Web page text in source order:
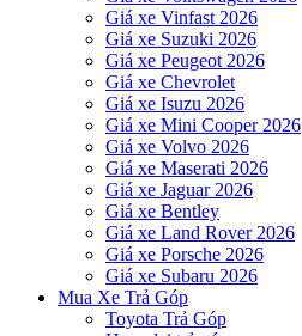
Giá xe Vinfast 2026
Giá xe Suzuki 2026
Giá xe Peugeot 2026
Giá xe Chevrolet
Giá xe Isuzu 2026
Giá xe Mini Cooper 2026
Giá xe Volvo 2026
Giá xe Maserati 2026
Giá xe Jaguar 2026
Giá xe Bentley
Giá xe Land Rover 2026
Giá xe Porsche 2026
Giá xe Subaru 2026
Mua Xe Trả Góp
Toyota Trả Góp